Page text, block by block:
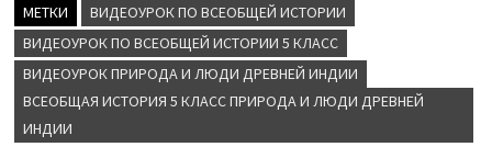
МЕТКИ
ВИДЕОУРОК ПО ВСЕОБЩЕЙ ИСТОРИИ
ВИДЕОУРОК ПО ВСЕОБЩЕЙ ИСТОРИИ 5 КЛАСС
ВИДЕОУРОК ПРИРОДА И ЛЮДИ ДРЕВНЕЙ ИНДИИ
ВСЕОБЩАЯ ИСТОРИЯ 5 КЛАСС ПРИРОДА И ЛЮДИ ДРЕВНЕЙ
ИНДИИ